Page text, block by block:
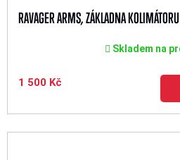
RAVAGER ARMS, ZÁKLADNA
Skladem na
1 500 Kč